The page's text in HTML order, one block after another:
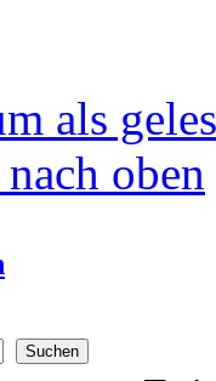
als
oben